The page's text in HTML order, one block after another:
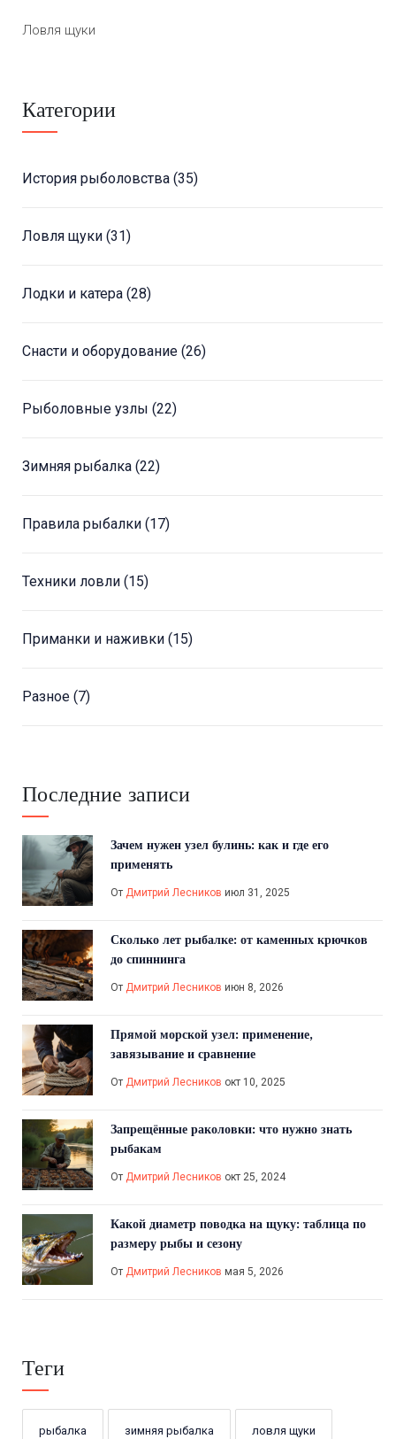
Ловля щуки
Категории
История рыболовства (35)
Ловля щуки (31)
Лодки и катера (28)
Снасти и оборудование (26)
Рыболовные узлы (22)
Зимняя рыбалка (22)
Правила рыбалки (17)
Техники ловли (15)
Приманки и наживки (15)
Разное (7)
Последние записи
Зачем нужен узел булинь: как и где его
применять
От Дмитрий Лесников июл 31, 2025
Сколько лет рыбалке: от каменных крючков
до спиннинга
От Дмитрий Лесников июн 8, 2026
Прямой морской узел: применение,
завязывание и сравнение
От Дмитрий Лесников окт 10, 2025
Запрещённые раколовки: что нужно знать
рыбакам
От Дмитрий Лесников окт 25, 2024
Какой диаметр поводка на щуку: таблица по
размеру рыбы и сезону
От Дмитрий Лесников мая 5, 2026
Теги
рыбалка зимняя рыбалка ловля щуки